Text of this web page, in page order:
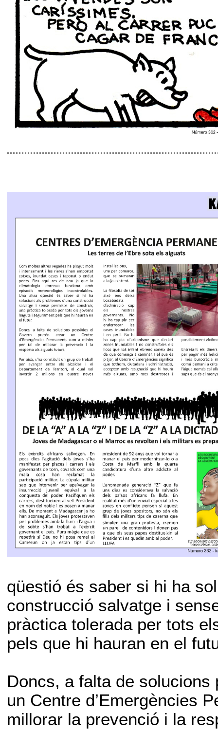
qüestió és saber si hi ha
construcció salvatge i
pràctica tolerada per tots
pels que hi hauran en el
Doncs, a falta de
un Centre d’Emergències
millorar la prevenció i la